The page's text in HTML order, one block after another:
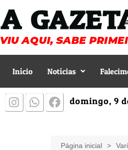
Início Notícias
domingo, 9
Página inicial